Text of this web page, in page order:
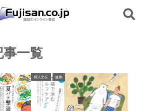
事一覧
婦人之友 健康